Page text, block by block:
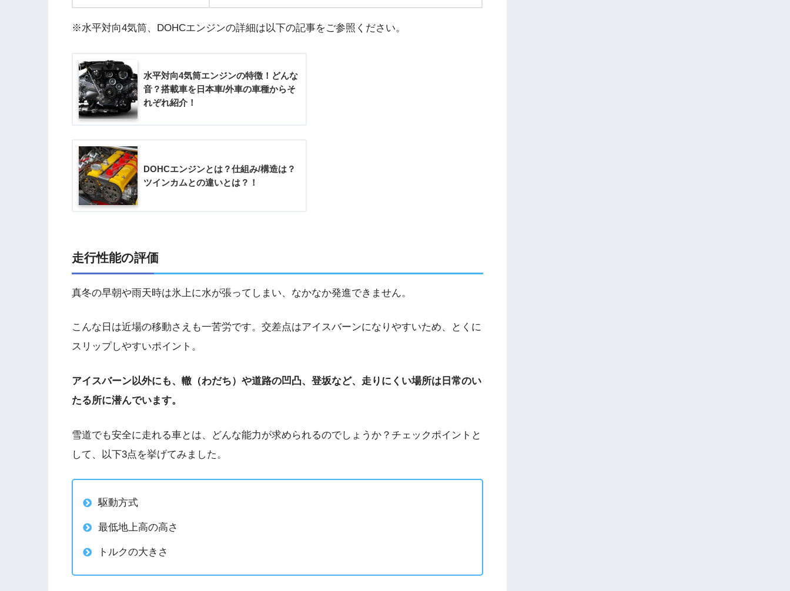
※水平対向4気筒、DOHCエンジンの詳細は以下の記事をご参照ください。
水平対向4気筒エンジンの特徴！どんな
音？搭載車を日本車/外車の車種からそ
れぞれ紹介！
DOHCエンジンとは？仕組み/構造は？
ツインカムとの違いとは？！
走行性能の評価
真冬の早朝や雨天時は氷上に水が張ってしまい、なかなか発進できません。
こんな日は近場の移動さえも一苦労です。交差点はアイスバーンになりやすいため、とくに
スリップしやすいポイント。
アイスバーン以外にも、轍（わだち）や道路の凹凸、登坂など、走りにくい場所は日常のい
たる所に潜んでいます。
雪道でも安全に走れる車とは、どんな能力が求められるのでしょうか？チェックポイントと
して、以下3点を挙げてみました。
駆動方式
最低地上高の高さ
トルクの大きさ